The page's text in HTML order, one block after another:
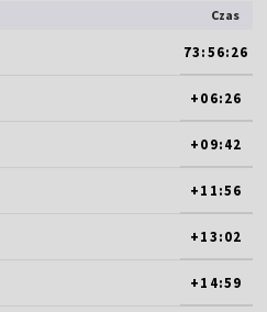
Czas
73:56:26
+06:26
+09:42
+11:56
+13:02
+14:59